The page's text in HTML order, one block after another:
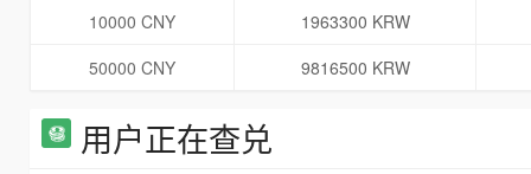
10000 CNY
1963300 KRW
50000 CNY
9816500 KRW
用户正在查兑